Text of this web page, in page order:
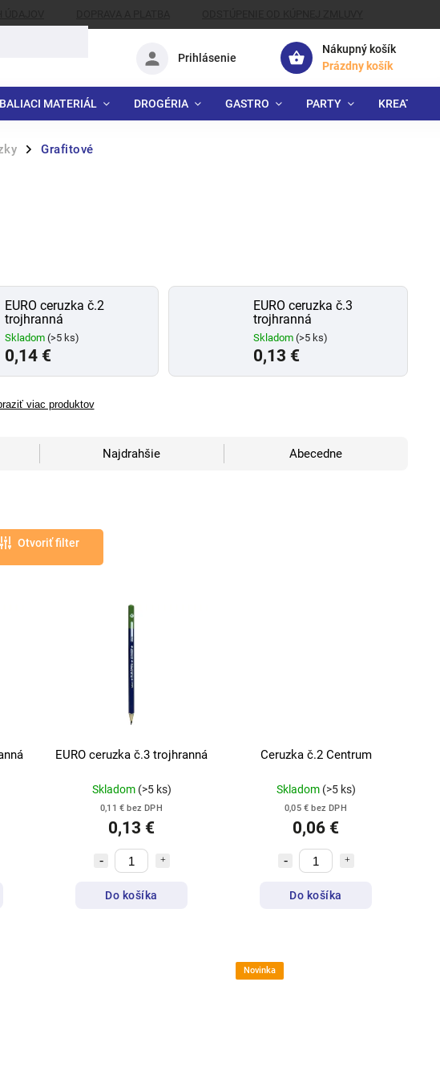
Nákupný košík
Prázdny košík
Prihlásenie
BALIACI MATERIÁL DROGÉRIA GASTRO PARTY
/ Grafitové
EURO ceruzka č.2
trojhranná
Skladom (>5 ks)
0,14 €
EURO ceruzka č.3
trojhranná
Skladom(>5 ks)
0,13 €
viac produktov
Najdrahšie Abecedne
Otvoriť filter
EURO ceruzka č.3 trojhranná
Skladom (>5 ks)
0,11 € bez DPH
0,13 €
Do košíka
Ceruzka č.2 Centrum
Skladom (>5 ks)
0,05 € bez DPH
0,06 €
Do košíka
Novinka